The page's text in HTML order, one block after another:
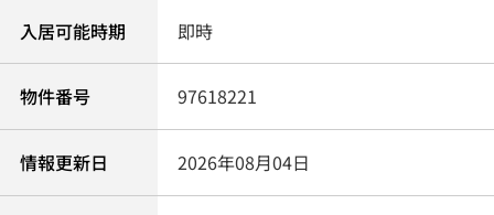
入居可能時期 即時
物件番号 97618221
情報更新日 2026年08月04日